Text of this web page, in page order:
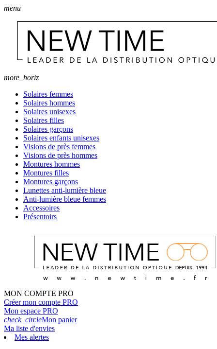
menu
more_horiz
Solaires femmes
Solaires hommes
Solaires unisexes
Solaires filles
Solaires garçons
Solaires enfants unisexes
Visions de près femmes
Visions de près hommes
Montures hommes
Montures filles
Montures garçons
Lunettes anti-lumière bleue
Anti-lumière bleue femmes
Accessoires
Présentoirs
MON COMPTE PRO
Créer mon compte PRO
Mon espace PRO
check_circleMon panier
Ma liste d'envies
Mes alertes